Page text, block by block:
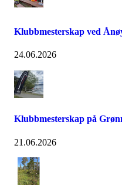
Klubbmesterskap ved
24.06.2026
Klubbmesterskap på
21.06.2026